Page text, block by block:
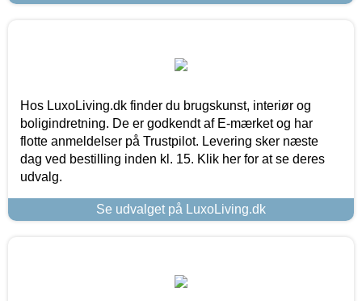
Hos LuxoLiving.dk finder du brugskunst, interiør og
boligindretning. De er godkendt af E-mærket og har
flotte anmeldelser på Trustpilot. Levering sker næste
dag ved bestilling inden kl. 15. Klik her for at se deres
udvalg.
Se udvalget på LuxoLiving.dk